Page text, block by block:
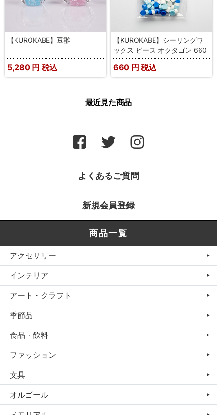
【KUROKABE】豆雛
5,280 円 税込
【KUROKABE】シーリングワ
ックス ビーズ オクタゴン 660
660 円 税込
最近見た商品
よくあるご質問
新規会員登録
商品一覧
アクセサリー
インテリア
アート・クラフト
季節品
食品・飲料
ファッション
文具
オルゴール